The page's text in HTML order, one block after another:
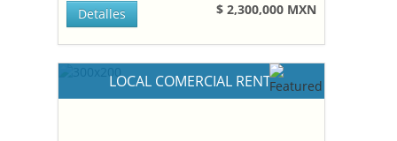
$ 2,300,000 MXN
Detalles
LOCAL COMERCIAL RENT